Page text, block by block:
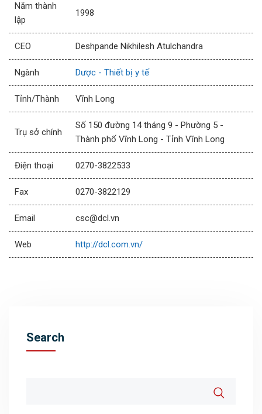
Năm thành
lập
1998
CEO Deshpande Nikhilesh Atulchandra
Ngành Dược - Thiết bị y tế
Tỉnh/Thành Vĩnh Long
Trụ sở chính
Số 150 đường 14 tháng 9 - Phường 5 -
Thành phố Vĩnh Long - Tỉnh Vĩnh Long
Điện thoại 0270-3822533
Fax 0270-3822129
Email csc@dcl.vn
Web http://dcl.com.vn/
Search